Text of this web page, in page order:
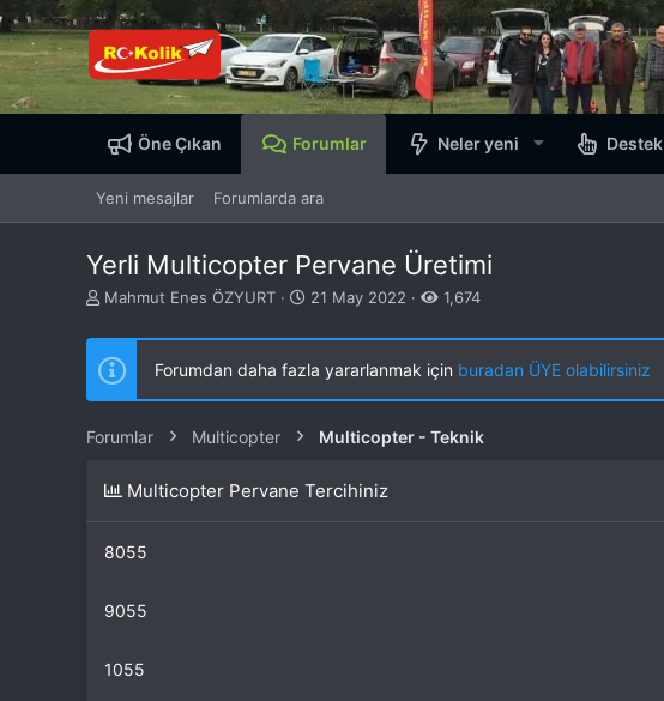
Öne Çıkan Forumlar Neler yeni Destek
Yeni mesajlar Forumlarda ara
Yerli Multicopter Pervane Üretimi
K
n
b
u
y
b
ş
t
Mahmut Enes ÖZYURT
B
ş
l
a
n
t
21 May 2022 1,674
Forumdan daha fazla yararlanmak için buradan ÜYE olabilirsiniz
Forumlar Multicopter Multicopter - Teknik
Multicopter Pervane Tercihiniz
8055
9055
1055